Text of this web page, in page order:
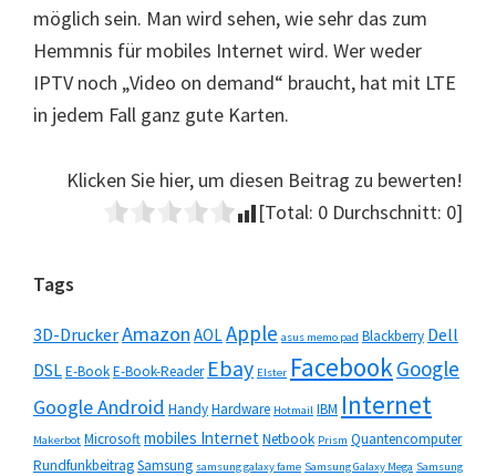
möglich sein. Man wird sehen, wie sehr das zum
Hemmnis für mobiles Internet wird. Wer weder
IPTV noch „Video on demand“ braucht, hat mit LTE
in jedem Fall ganz gute Karten.
Klicken Sie hier, um diesen Beitrag zu bewerten!
[Total: 0 Durchschnitt: 0]
Seitenspalte
Tags
3D-DruckerAmazon AOLApple asus memo pad Blackberry Dell
DSLE-BookE-Book-Reader Ebay Elster FacebookGoogle
Google Android HandyHardware Hotmail IBM Internet
Makerbot Microsoftmobiles InternetNetbook Prism Quantencomputer
RundfunkbeitragSamsung samsung galaxy fame Samsung Galaxy Mega Samsung